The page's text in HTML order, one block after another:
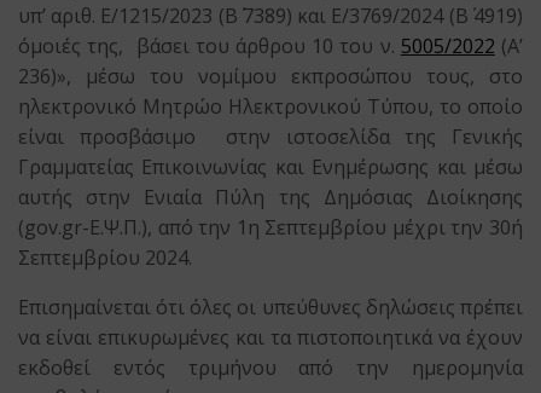
υπ’ αριθ. Ε/1215/2023 (Β΄ 7389) και Ε/3769/2024 (Β΄ 4919)
όμοιές της, βάσει του άρθρου 10 του ν. 5005/2022 (Α’
236)», μέσω του νομίμου εκπροσώπου τους, στο
ηλεκτρονικό Μητρώο Ηλεκτρονικού Τύπου, το οποίο
είναι προσβάσιμο στην ιστοσελίδα της Γενικής
Γραμματείας Επικοινωνίας και Ενημέρωσης και μέσω
αυτής στην Ενιαία Πύλη της Δημόσιας Διοίκησης
(gov.gr-Ε.Ψ.Π.), από την 1η Σεπτεμβρίου μέχρι την 30ή
Σεπτεμβρίου 2024.
Επισημαίνεται ότι όλες οι υπεύθυνες δηλώσεις πρέπει
να είναι επικυρωμένες και τα πιστοποιητικά να έχουν
εκδοθεί εντός τριμήνου από την ημερομηνία